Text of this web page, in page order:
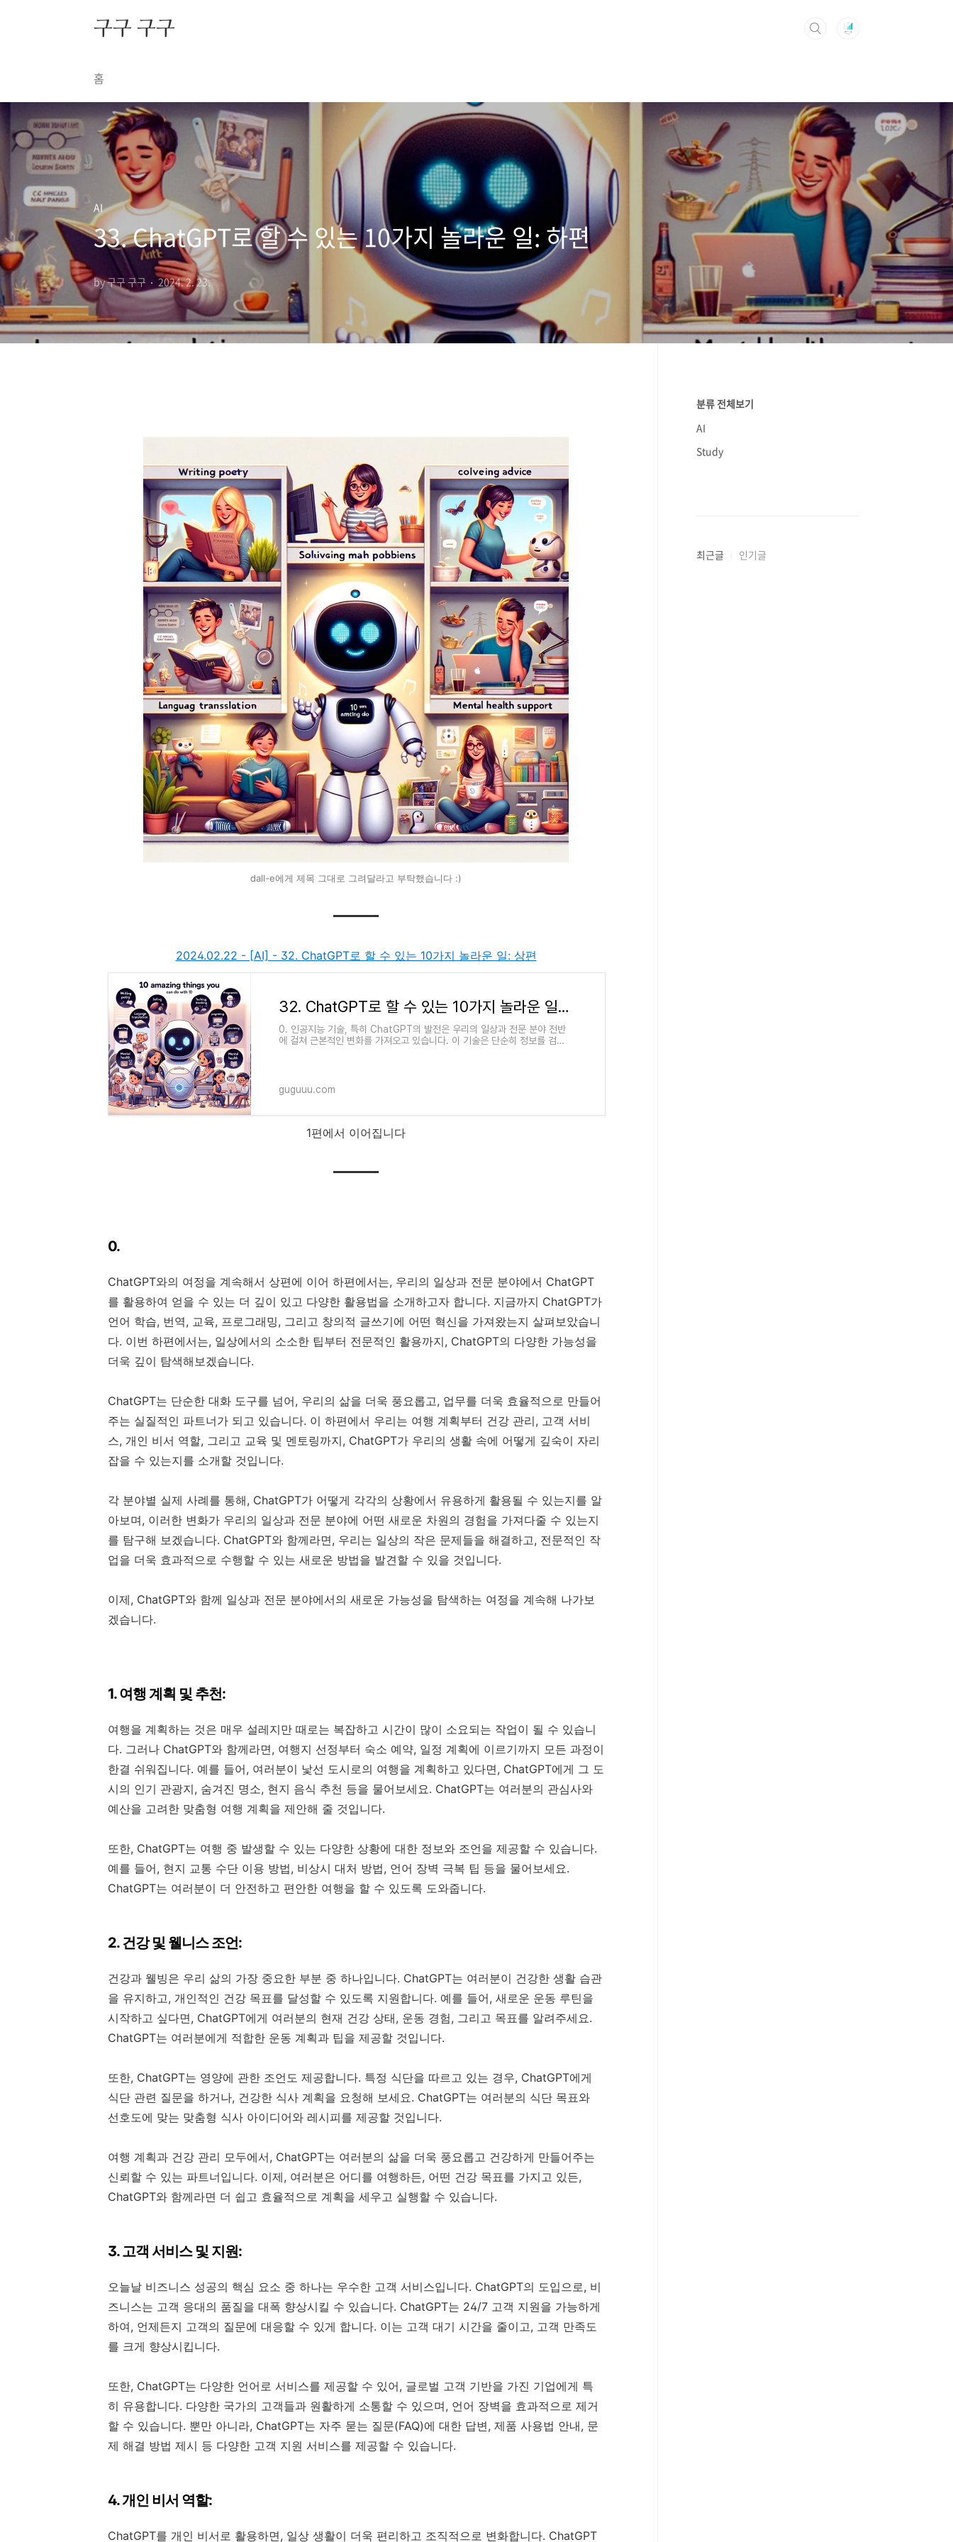
구구 구구
홈
AI
33. ChatGPT로 할 수 있는 10가지 놀라운 일: 하편
by 구구 구구 2024. 2. 23.
dall-e에게 제목 그대로 그려달라고 부탁했습니다 :)
2024.02.22 - [AI] - 32. ChatGPT로 할 수 있는 10가지 놀라운 일: 상편
32. ChatGPT로 할 수 있는 10가지 놀라운 일: 상편
0. 인공지능 기술, 특히 ChatGPT의 발전은 우리의 일상과 전문 분야 전반
에 걸쳐 근본적인 변화를 가져오고 있습니다. 이 기술은 단순히 정보를 검색
guguuu.com
1편에서 이어집니다
0.
ChatGPT와의 여정을 계속해서 상편에 이어 하편에서는, 우리의 일상과 전문 분야에서 ChatGPT
를 활용하여 얻을 수 있는 더 깊이 있고 다양한 활용법을 소개하고자 합니다. 지금까지 ChatGPT가
언어 학습, 번역, 교육, 프로그래밍, 그리고 창의적 글쓰기에 어떤 혁신을 가져왔는지 살펴보았습니
다. 이번 하편에서는, 일상에서의 소소한 팁부터 전문적인 활용까지, ChatGPT의 다양한 가능성을
더욱 깊이 탐색해보겠습니다.
ChatGPT는 단순한 대화 도구를 넘어, 우리의 삶을 더욱 풍요롭고, 업무를 더욱 효율적으로 만들어
주는 실질적인 파트너가 되고 있습니다. 이 하편에서 우리는 여행 계획부터 건강 관리, 고객 서비
스, 개인 비서 역할, 그리고 교육 및 멘토링까지, ChatGPT가 우리의 생활 속에 어떻게 깊숙이 자리
잡을 수 있는지를 소개할 것입니다.
각 분야별 실제 사례를 통해, ChatGPT가 어떻게 각각의 상황에서 유용하게 활용될 수 있는지를 알
아보며, 이러한 변화가 우리의 일상과 전문 분야에 어떤 새로운 차원의 경험을 가져다줄 수 있는지
를 탐구해 보겠습니다. ChatGPT와 함께라면, 우리는 일상의 작은 문제들을 해결하고, 전문적인 작
업을 더욱 효과적으로 수행할 수 있는 새로운 방법을 발견할 수 있을 것입니다.
이제, ChatGPT와 함께 일상과 전문 분야에서의 새로운 가능성을 탐색하는 여정을 계속해 나가보
겠습니다.
1. 여행 계획 및 추천:
여행을 계획하는 것은 매우 설레지만 때로는 복잡하고 시간이 많이 소요되는 작업이 될 수 있습니
다. 그러나 ChatGPT와 함께라면, 여행지 선정부터 숙소 예약, 일정 계획에 이르기까지 모든 과정이
한결 쉬워집니다. 예를 들어, 여러분이 낯선 도시로의 여행을 계획하고 있다면, ChatGPT에게 그 도
시의 인기 관광지, 숨겨진 명소, 현지 음식 추천 등을 물어보세요. ChatGPT는 여러분의 관심사와
예산을 고려한 맞춤형 여행 계획을 제안해 줄 것입니다.
또한, ChatGPT는 여행 중 발생할 수 있는 다양한 상황에 대한 정보와 조언을 제공할 수 있습니다.
예를 들어, 현지 교통 수단 이용 방법, 비상시 대처 방법, 언어 장벽 극복 팁 등을 물어보세요.
ChatGPT는 여러분이 더 안전하고 편안한 여행을 할 수 있도록 도와줍니다.
2. 건강 및 웰니스 조언:
건강과 웰빙은 우리 삶의 가장 중요한 부분 중 하나입니다. ChatGPT는 여러분이 건강한 생활 습관
을 유지하고, 개인적인 건강 목표를 달성할 수 있도록 지원합니다. 예를 들어, 새로운 운동 루틴을
시작하고 싶다면, ChatGPT에게 여러분의 현재 건강 상태, 운동 경험, 그리고 목표를 알려주세요.
ChatGPT는 여러분에게 적합한 운동 계획과 팁을 제공할 것입니다.
또한, ChatGPT는 영양에 관한 조언도 제공합니다. 특정 식단을 따르고 있는 경우, ChatGPT에게
식단 관련 질문을 하거나, 건강한 식사 계획을 요청해 보세요. ChatGPT는 여러분의 식단 목표와
선호도에 맞는 맞춤형 식사 아이디어와 레시피를 제공할 것입니다.
여행 계획과 건강 관리 모두에서, ChatGPT는 여러분의 삶을 더욱 풍요롭고 건강하게 만들어주는
신뢰할 수 있는 파트너입니다. 이제, 여러분은 어디를 여행하든, 어떤 건강 목표를 가지고 있든,
ChatGPT와 함께라면 더 쉽고 효율적으로 계획을 세우고 실행할 수 있습니다.
3. 고객 서비스 및 지원:
오늘날 비즈니스 성공의 핵심 요소 중 하나는 우수한 고객 서비스입니다. ChatGPT의 도입으로, 비
즈니스는 고객 응대의 품질을 대폭 향상시킬 수 있습니다. ChatGPT는 24/7 고객 지원을 가능하게
하여, 언제든지 고객의 질문에 대응할 수 있게 합니다. 이는 고객 대기 시간을 줄이고, 고객 만족도
를 크게 향상시킵니다.
또한, ChatGPT는 다양한 언어로 서비스를 제공할 수 있어, 글로벌 고객 기반을 가진 기업에게 특
히 유용합니다. 다양한 국가의 고객들과 원활하게 소통할 수 있으며, 언어 장벽을 효과적으로 제거
할 수 있습니다. 뿐만 아니라, ChatGPT는 자주 묻는 질문(FAQ)에 대한 답변, 제품 사용법 안내, 문
제 해결 방법 제시 등 다양한 고객 지원 서비스를 제공할 수 있습니다.
4. 개인 비서 역할:
ChatGPT를 개인 비서로 활용하면, 일상 생활이 더욱 편리하고 조직적으로 변화합니다. ChatGPT
분류 전체보기
AI
Study
최근글 인기글